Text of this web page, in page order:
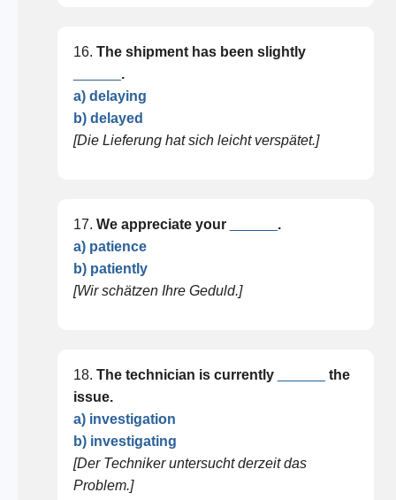
16. The shipment has been slightly
.
a) delaying
b) delayed
[Die Lieferung hat sich leicht verspätet.]
17. We appreciate your
.
a) patience
b) patiently
[Wir schätzen Ihre Geduld.]
18. The technician is currently
the
issue.
a) investigation
b) investigating
[Der Techniker untersucht derzeit das
Problem.]